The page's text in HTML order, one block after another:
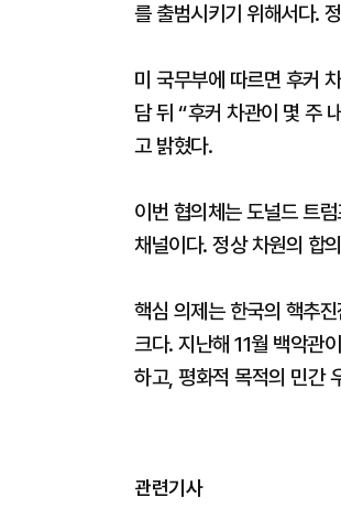
를 출범시키기 위해서다.
미 국무부에 따르면 후커
담 뒤 “후커 차관이 몇 주
고 밝혔다.
이번 협의체는 도널드 트
채널이다. 정상 차원의 합
핵심 의제는 한국의 핵추
크다. 지난해 11월 백악관
하고, 평화적 목적의 민간
관련기사